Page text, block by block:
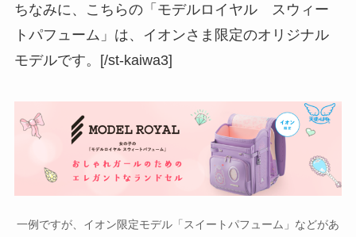
ちなみに、こちらの「モデルロイヤル スウィー
トパフューム」は、イオンさま限定のオリジナル
モデルです。[/st-kaiwa3]
一例ですが、イオン限定モデル「スイートパフューム」などがあ